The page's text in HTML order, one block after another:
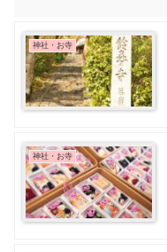
神社・お寺
神社・お寺